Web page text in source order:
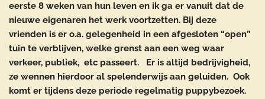
eerste 8 weken van hun leven en ik ga er vanuit dat de
nieuwe eigenaren het werk voortzetten. Bij deze
vrienden is er o.a. gelegenheid in een afgesloten “open”
tuin te verblijven, welke grenst aan een weg waar
verkeer, publiek, etc passeert. Er is altijd bedrijvigheid,
ze wennen hierdoor al spelenderwijs aan geluiden. Ook
komt er tijdens deze periode regelmatig puppybezoek.